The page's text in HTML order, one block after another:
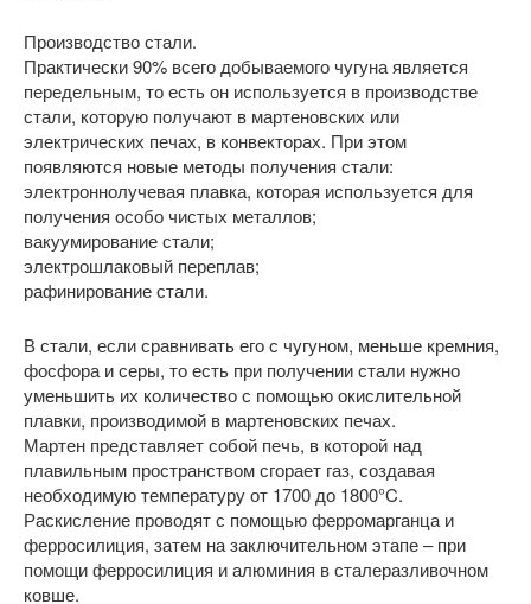
Производство стали.
Практически 90% всего добываемого чугуна является
передельным, то есть он используется в производстве
стали, которую получают в мартеновских или
электрических печах, в конвекторах. При этом
появляются новые методы получения стали:
электроннолучевая плавка, которая используется для
получения особо чистых металлов;
вакуумирование стали;
электрошлаковый переплав;
рафинирование стали.
В стали, если сравнивать его с чугуном, меньше кремния,
фосфора и серы, то есть при получении стали нужно
уменьшить их количество с помощью окислительной
плавки, производимой в мартеновских печах.
Мартен представляет собой печь, в которой над
плавильным пространством сгорает газ, создавая
необходимую температуру от 1700 до 1800°C.
Раскисление проводят с помощью ферромарганца и
ферросилиция, затем на заключительном этапе – при
помощи ферросилиция и алюминия в сталеразливочном
ковше.